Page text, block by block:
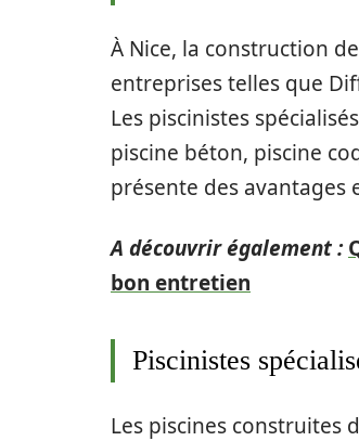
À Nice, la construction
entreprises telles que
Les piscinistes
piscine béton, piscine
présente des
A découvrir également :
bon entretien
Piscinistes
Les piscines construites